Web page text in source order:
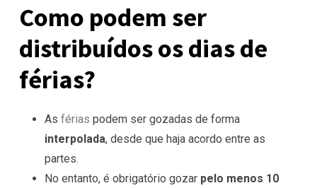
Como podem ser
distribuídos os dias de
férias?
As férias podem ser gozadas de forma
interpolada, desde que haja acordo entre as
partes.
No entanto, é obrigatório gozar pelo menos 10